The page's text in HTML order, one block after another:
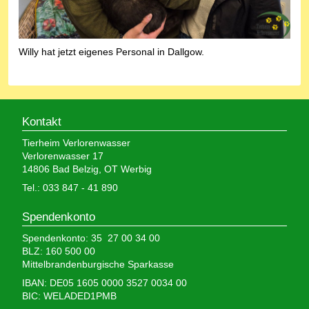
Willy hat jetzt eigenes Personal in Dallgow.
Kontakt
Tierheim Verlorenwasser
Verlorenwasser 17
14806 Bad Belzig, OT Werbig
Tel.: 033 847 - 41 890
Spendenkonto
Spendenkonto: 35 27 00 34 00
BLZ: 160 500 00
Mittelbrandenburgische Sparkasse
IBAN: DE05 1605 0000 3527 0034 00
BIC: WELADED1PMB